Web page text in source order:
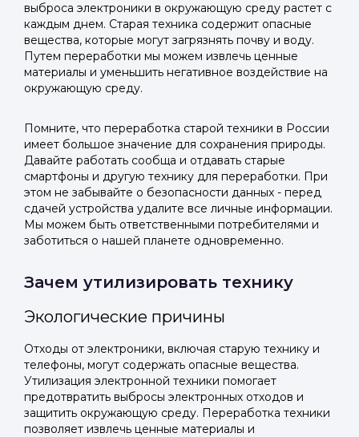
выброса электроники в окружающую среду растет с
каждым днем. Старая техника содержит опасные
вещества, которые могут загрязнять почву и воду.
Путем переработки мы можем извлечь ценные
материалы и уменьшить негативное воздействие на
окружающую среду.
Помните, что переработка старой техники в России
имеет большое значение для сохранения природы.
Давайте работать сообща и отдавать старые
смартфоны и другую технику для переработки. При
этом не забывайте о безопасности данных - перед
сдачей устройства удалите все личные информации.
Мы можем быть ответственными потребителями и
заботиться о нашей планете одновременно.
Зачем утилизировать технику
Экологические причины
Отходы от электроники, включая старую технику и
телефоны, могут содержать опасные вещества.
Утилизация электронной техники помогает
предотвратить выбросы электронных отходов и
защитить окружающую среду. Переработка техники
позволяет извлечь ценные материалы и